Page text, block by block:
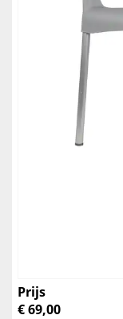
Prijs
€ 69,00